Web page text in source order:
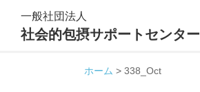
一般社団法人
社会的包摂サポートセンター
ホーム > 338_Oct